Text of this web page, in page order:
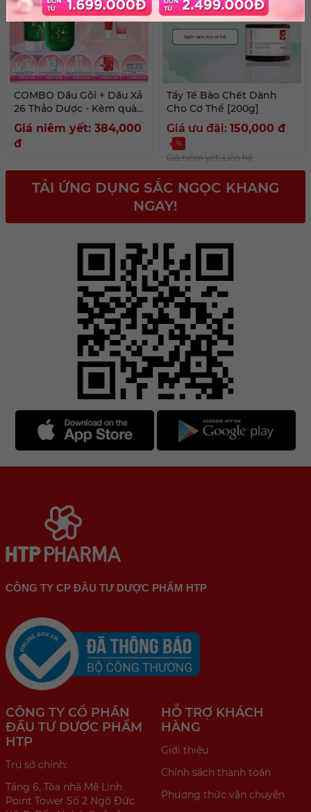
COMBO Dầu Gội + Dầu Xả
26 Thảo Dược - Kèm quà
tặng
Giá niêm yết: 384,000
đ
Tẩy Tế Bào Chết Dành
Cho Cơ Thể [200g]
Giá ưu đãi: 150,000 đ
%
Giá niêm yết: Liên hệ
TẢI ỨNG DỤNG SẮC NGỌC KHANG
NGAY!
CÔNG TY CP ĐẦU TƯ DƯỢC PHẨM HTP
CÔNG TY CỔ PHẦN
ĐẦU TƯ DƯỢC PHẨM
HTP
Trụ sở chính:
Tầng 6, Tòa nhà Mê Linh
Point Tower Số 2 Ngô Đức
HỖ TRỢ KHÁCH
HÀNG
Giới thiệu
Chính sách thanh toán
Phương thức vận chuyển